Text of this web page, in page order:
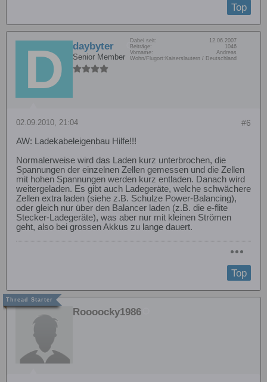
Top
daybyter
Senior Member
Dabei seit:
12.06.2007
Beiträge:
1046
Vorname:
Andreas
Wohn/Flugort: Kaiserslautern / Deutschland
#6
02.09.2010, 21:04
AW: Ladekabeleigenbau Hilfe!!!
Normalerweise wird das Laden kurz unterbrochen, die
Spannungen der einzelnen Zellen gemessen und die Zellen
mit hohen Spannungen werden kurz entladen. Danach wird
weitergeladen. Es gibt auch Ladegeräte, welche schwächere
Zellen extra laden (siehe z.B. Schulze Power-Balancing),
oder gleich nur über den Balancer laden (z.B. die e-flite
Stecker-Ladegeräte), was aber nur mit kleinen Strömen
geht, also bei grossen Akkus zu lange dauert.
Top
Roooocky1986